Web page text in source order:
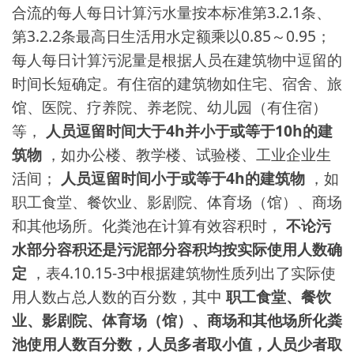
合流的每人每日计算污水量按本标准第3.2.1条、
第3.2.2条最高日生活用水定额乘以0.85～0.95；
每人每日计算污泥量是根据人员在建筑物中逗留的
时间长短确定。有住宿的建筑物如住宅、宿舍、旅
馆、医院、疗养院、养老院、幼儿园（有住宿）
等， 人员逗留时间大于4h并小于或等于10h的建
筑物 ，如办公楼、教学楼、试验楼、工业企业生
活间； 人员逗留时间小于或等于4h的建筑物 ，如
职工食堂、餐饮业、影剧院、体育场（馆）、商场
和其他场所。化粪池在计算有效容积时， 不论污
水部分容积还是污泥部分容积均按实际使用人数确
定 ，表4.10.15-3中根据建筑物性质列出了实际使
用人数占总人数的百分数，其中 职工食堂、餐饮
业、影剧院、体育场（馆）、商场和其他场所化粪
池使用人数百分数，人员多者取小值，人员少者取